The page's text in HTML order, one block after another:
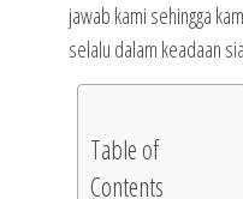
jawab kami sehingga
selalu dalam keadaan
Table of
Contents